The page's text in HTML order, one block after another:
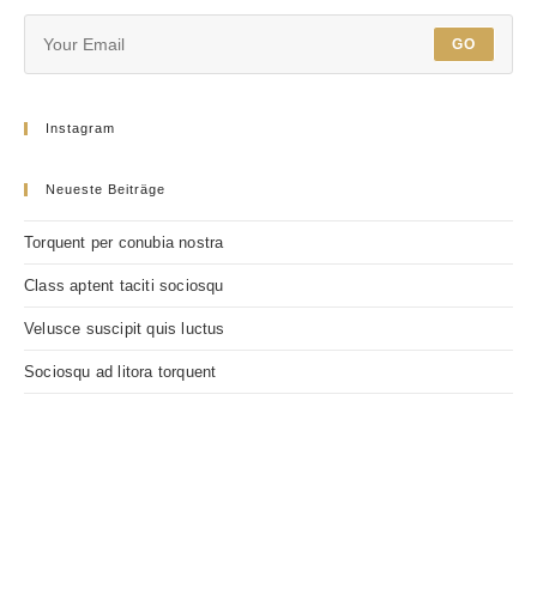
GO
Instagram
Neueste Beiträge
Torquent per conubia nostra
Class aptent taciti sociosqu
Velusce suscipit quis luctus
Sociosqu ad litora torquent